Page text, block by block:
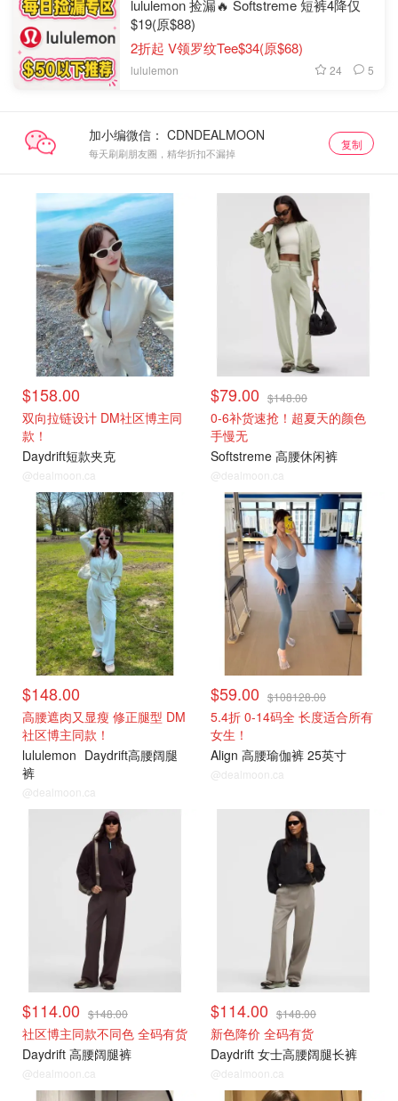
lululemon 捡漏🔥 Softstreme 短裤4降仅
$19(原$88)
2折起 V领罗纹Tee$34(原$68)
lululemon 24 5
加小编微信：
每天刷刷朋友圈，精华折扣不漏掉
复制
$158.00
双向拉链设计 DM社区博主同
款！
Daydrift短款夹克
@dealmoon.ca
$79.00 $148.00
0-6补货速抢！超夏天的颜色
手慢无
Softstreme 高腰休闲裤
@dealmoon.ca
$148.00
高腰遮肉又显瘦 修正腿型 DM
社区博主同款！
lululemon Daydrift高腰阔腿
裤
@dealmoon.ca
$59.00 $108128.00
5.4折 0-14码全 长度适合所有
女生！
Align 高腰瑜伽裤 25英寸
@dealmoon.ca
$114.00 $148.00
社区博主同款不同色 全码有货
Daydrift 高腰阔腿裤
@dealmoon.ca
$114.00 $148.00
新色降价 全码有货
Daydrift 女士高腰阔腿长裤
@dealmoon.ca